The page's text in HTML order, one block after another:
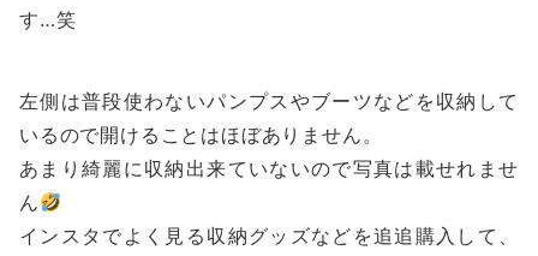
す…笑
左側は普段使わないパンプスやブーツなどを収納して
いるので開けることはほぼありません。
あまり綺麗に収納出来ていないので写真は載せれませ
ん
インスタでよく見る収納グッズなどを追追購入して、